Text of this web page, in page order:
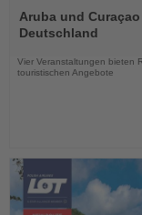
Sie
die
Aruba und
Deutschland
Vier Veranstaltungen bieten
touristischen Angebote